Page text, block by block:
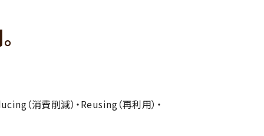
（消費削減）・Reusing（再利用）・